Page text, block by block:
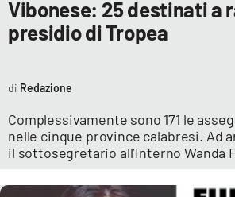
Vibonese: 25 destinati a
presidio di Tropea
Complessivamente sono 171 le
nelle cinque province calabresi. Ad
il sottosegretario all’Interno Wanda
Redazione